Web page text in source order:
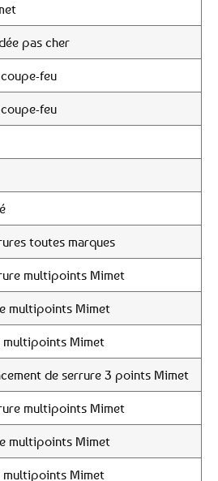
pas cher
feu
feu
toutes marques
multipoints Mimet
multipoints Mimet
multipoints Mimet
de serrure 3 points Mimet
multipoints Mimet
multipoints Mimet
multipoints Mimet